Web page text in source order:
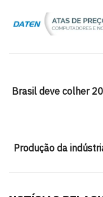
http://
Brasil deve colher
Produção da